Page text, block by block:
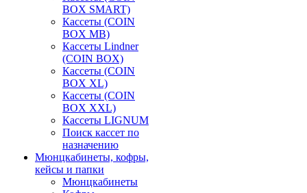
BOX SMART)
Кассеты (COIN
BOX MB)
Кассеты Lindner
(COIN BOX)
Кассеты (COIN
BOX XL)
Кассеты (COIN
BOX XXL)
Кассеты LIGNUM
Поиск кассет по
назначению
Мюнцкабинеты, кофры,
кейсы и папки
Мюнцкабинеты